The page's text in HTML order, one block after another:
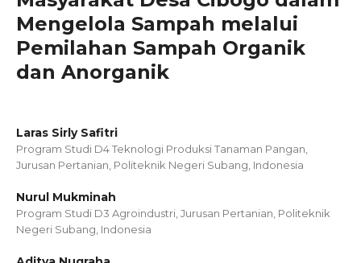
Mengelola Sampah melalui
Pemilahan Sampah Organik
dan Anorganik
Laras Sirly Safitri
Program Studi D4 Teknologi Produksi Tanaman Pangan,
Jurusan Pertanian, Politeknik Negeri Subang, Indonesia
Nurul Mukminah
Program Studi D3 Agroindustri, Jurusan Pertanian, Politeknik
Negeri Subang, Indonesia